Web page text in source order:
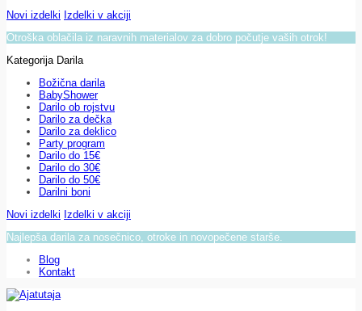
Novi izdelki Izdelki v akciji
Otroška oblačila iz naravnih materialov za dobro počutje vaših otrok!
Kategorija Darila
Božična darila
BabyShower
Darilo ob rojstvu
Darilo za dečka
Darilo za deklico
Party program
Darilo do 15€
Darilo do 30€
Darilo do 50€
Darilni boni
Novi izdelki Izdelki v akciji
Najlepša darila za nosečnico, otroke in novopečene starše.
Blog
Kontakt